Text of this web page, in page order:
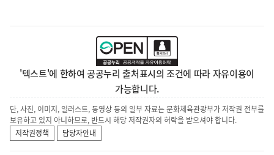
'텍스트'에 한하여 공공누리 출처표시의 조건에 따라 자유이용이
가능합니다.
단, 사진, 이미지, 일러스트, 동영상 등의 일부 자료는 문화체육관광부가 저작권 전부를
보유하고 있지 아니하므로, 반드시 해당 저작권자의 허락을 받으셔야 합니다.
저작권정책
담당자안내